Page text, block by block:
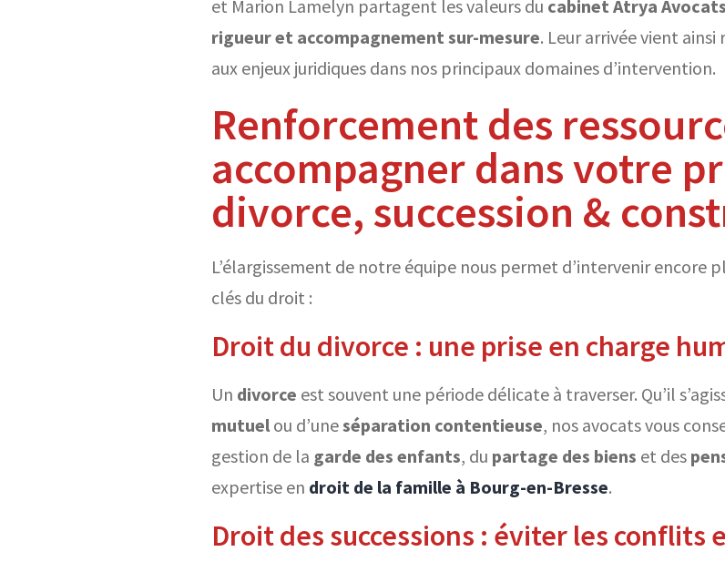
et Marion Lamelyn partagent les valeurs du cabinet Atrya
rigueur et accompagnement sur-mesure. Leur arrivée vient
aux enjeux juridiques dans nos principaux domaines d’intervention.
Renforcement des
accompagner dans votre
divorce, succession &
L’élargissement de notre équipe nous permet d’intervenir encore
clés du droit :
Droit du divorce : une prise en charge
Un divorce est souvent une période délicate à traverser. Qu’il
mutuel ou d’uneséparation contentieuse, nos avocats vous
gestion de la garde des enfants, du partage des biens et des
expertise en droit de la famille à Bourg-en-Bresse.
Droit des successions : éviter les